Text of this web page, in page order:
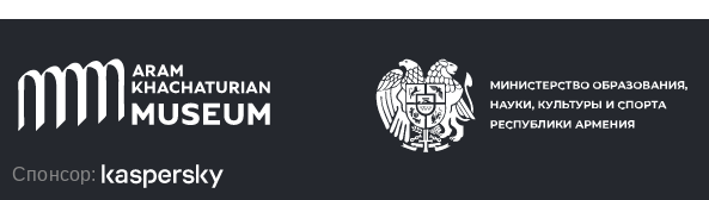
Спонсор: